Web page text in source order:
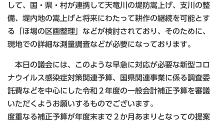
して、国・県・村が連携して天竜川の堤防嵩上げ、支川の整
備、堤内地の嵩上げと将来にわたって耕作の継続を可能とす
る「ほ場の区画整理」などが検討されており、そのために、
現地での詳細な測量調査などが必要になっております。
本日の議会には、このような早急に対応が必要な新型コロ
ナウイルス感染症対策関連予算、国県関連事業に係る調査委
託費などを中心にした令和２年度の一般会計補正予算を審議
いただくようお願いするものでございます。
度重なる補正予算が年度末まで２か月あまりとなっての提案